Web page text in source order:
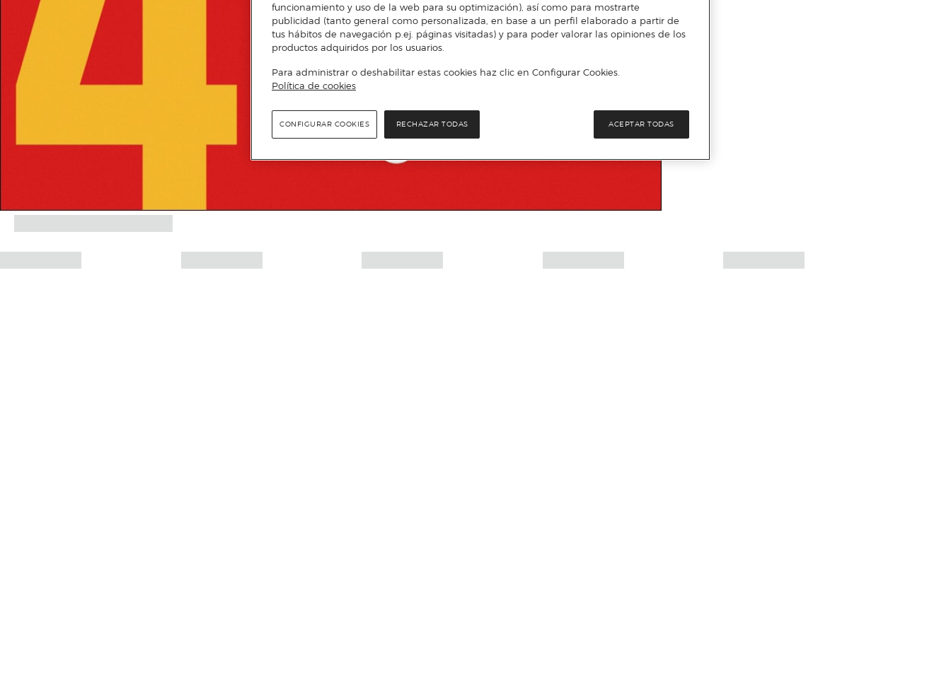
funcionamiento y uso de la web para su optimización), así como para mostrarte
publicidad (tanto general como personalizada, en base a un perfil elaborado a partir de
tus hábitos de navegación p.ej. páginas visitadas) y para poder valorar las opiniones de los
productos adquiridos por los usuarios.
Para administrar o deshabilitar estas cookies haz clic en Configurar Cookies.
Política de cookies
RECHAZAR TODAS ACEPTAR TODAS
CONFIGURAR COOKIES